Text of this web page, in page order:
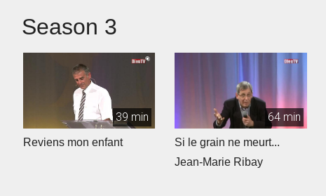
Season 3
39 min
Reviens mon enfant
64 min
Si le grain ne meurt...
Jean-Marie Ribay